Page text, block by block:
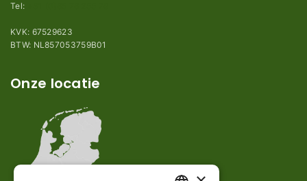
Tel:
KVK: 67529623
BTW: NL857053759B01
Onze locatie